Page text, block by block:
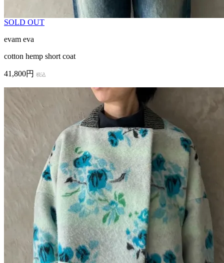
SOLD OUT
evam eva
cotton hemp short coat
41,800円 税込